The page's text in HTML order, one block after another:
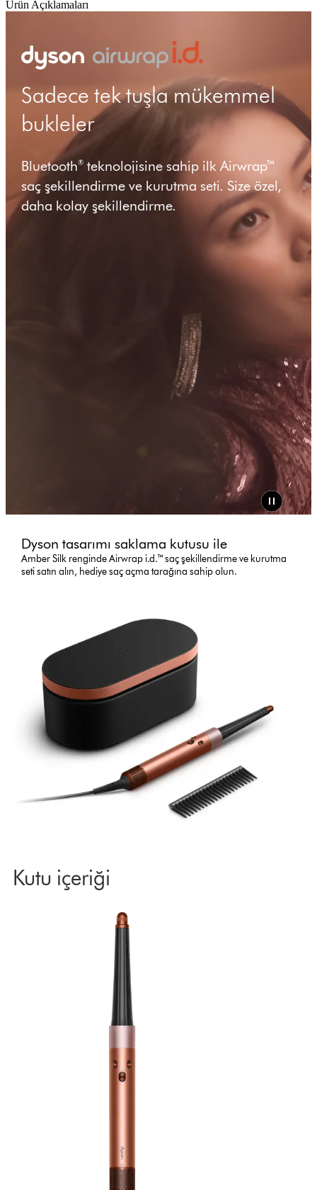
Ürün Açıklamaları
Sadece tek tuşla mükemmel
bukleler
Bluetooth®teknolojisine sahip ilk Airwrap™
saç şekillendirme ve kurutma seti. Size özel,
daha kolay şekillendirme.
Dyson tasarımı saklama kutusu ile
Amber Silk renginde Airwrap i.d.™ saç şekillendirme ve kurutma
seti satın alın, hediye saç açma tarağına sahip olun.
Kutu içeriği